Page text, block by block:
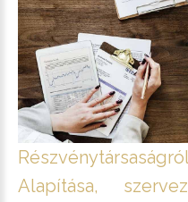
Alapítása,